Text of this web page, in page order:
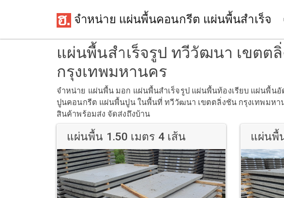
จำหน่าย แผ่นพื้นคอนกรีต แผ่นพื้นสำเร็จ
แผ่นพื้นสำเร็จรูป ทวีวัฒนา เขตต
กรุงเทพมหานคร
จำหน่าย แผ่นพื้น มอก แผ่นพื้นสำเร็จรูป แผ่นพื้นท้องเรียบ แผ่นพื้นอั
ปูนคอนกรีต แผ่นพื้นปูน ในพื้นที่ ทวีวัฒนา เขตตลิ่งชัน กรุงเทพมหา
สินค้าพร้อมส่ง จัดส่งถึงบ้าน
แผ่นพื้น 1.50 เมตร 4 เส้น แผ่นพื้